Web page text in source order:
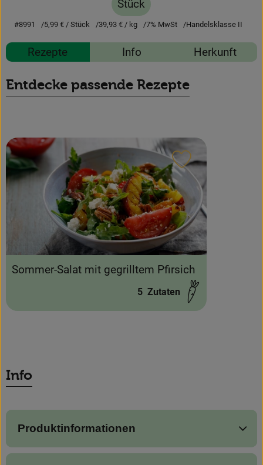
Blog
Stück
#8991 5,99 €/ Stück 39,93 €/ kg 7% MwSt Handelsklasse II
Rezepte Info Herkunft
Entdecke passende Rezepte
Sommer-Salat mit gegrilltem Pfirsich
5 Zutaten
Rezept zu
Info
Produktinformationen